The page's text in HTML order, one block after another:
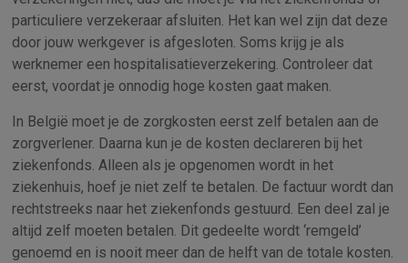
particuliere verzekeraar afsluiten. Het kan wel zijn dat deze
door jouw werkgever is afgesloten. Soms krijg je als
werknemer een hospitalisatieverzekering. Controleer dat
eerst, voordat je onnodig hoge kosten gaat maken.
In België moet je de zorgkosten eerst zelf betalen aan de
zorgverlener. Daarna kun je de kosten declareren bij het
ziekenfonds. Alleen als je opgenomen wordt in het
ziekenhuis, hoef je niet zelf te betalen. De factuur wordt dan
rechtstreeks naar het ziekenfonds gestuurd. Een deel zal je
altijd zelf moeten betalen. Dit gedeelte wordt ‘remgeld’
genoemd en is nooit meer dan de helft van de totale kosten.